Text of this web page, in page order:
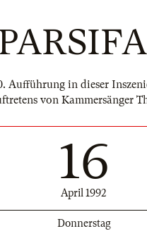
Aufführung in dieser
von Kammersänger
16
April 1992
Donnerstag